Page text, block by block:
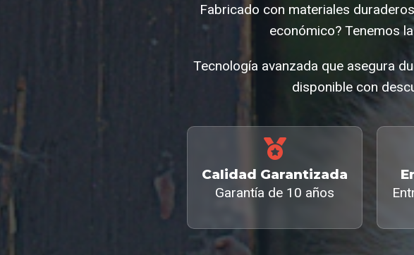
Fabricado con materiales
económico? Tenemos
Tecnología avanzada que asegura
disponible con
Calidad Garantizada
Garantía de 10 años